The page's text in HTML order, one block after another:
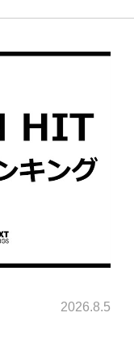
2026.8.5